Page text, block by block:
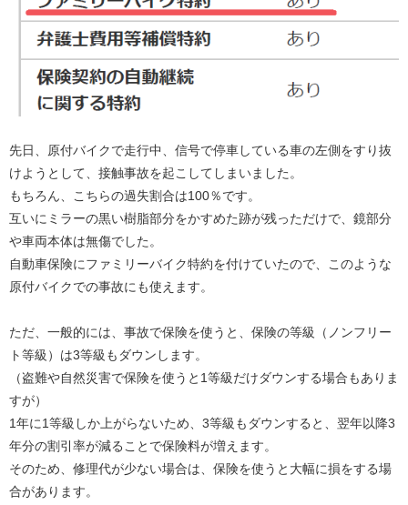
先日、原付バイクで走行中、信号で停車している車の左側をすり抜
けようとして、接触事故を起こしてしまいました。
もちろん、こちらの過失割合は100％です。
互いにミラーの黒い樹脂部分をかすめた跡が残っただけで、鏡部分
や車両本体は無傷でした。
自動車保険にファミリーバイク特約を付けていたので、このような
原付バイクでの事故にも使えます。
ただ、一般的には、事故で保険を使うと、保険の等級（ノンフリー
ト等級）は3等級もダウンします。
（盗難や自然災害で保険を使うと1等級だけダウンする場合もありま
すが）
1年に1等級しか上がらないため、3等級もダウンすると、翌年以降3
年分の割引率が減ることで保険料が増えます。
そのため、修理代が少ない場合は、保険を使うと大幅に損をする場
合があります。